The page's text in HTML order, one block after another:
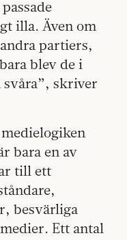
illa. Även om
partiers,
blev de i
skriver
bara en av
till ett
besvärliga
Ett antal